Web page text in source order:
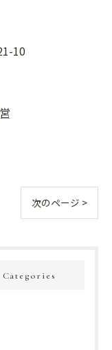
10
次のページ >
Categories